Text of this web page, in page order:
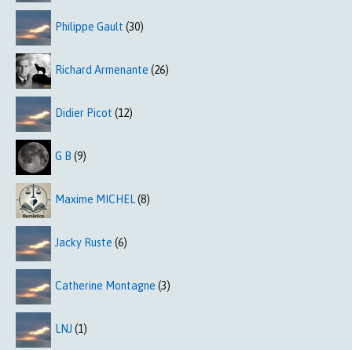
Philippe Gault (30)
Richard Armenante (26)
Didier Picot (12)
G B (9)
Maxime MICHEL(8)
Jacky Ruste (6)
Catherine Montagne (3)
LNJ (1)